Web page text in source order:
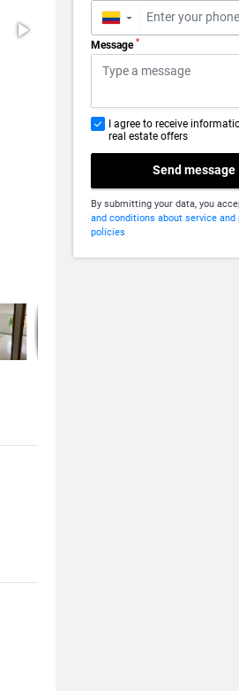
▼
Message *
I agree to receive
real estate offers
Send message
By submitting your data, you
and conditions about service and
policies